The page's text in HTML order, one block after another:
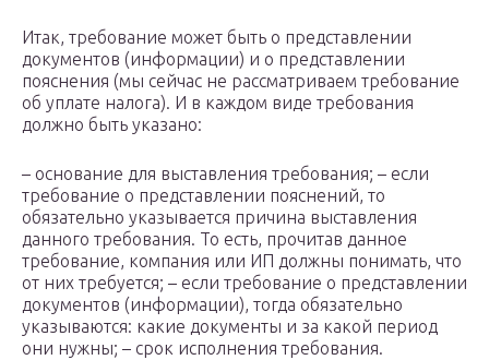
Итак, требование может быть о представлении
документов (информации) и о представлении
пояснения (мы сейчас не рассматриваем требование
об уплате налога). И в каждом виде требования
должно быть указано:
– основание для выставления требования; – если
требование о представлении пояснений, то
обязательно указывается причина выставления
данного требования. То есть, прочитав данное
требование, компания или ИП должны понимать, что
от них требуется; – если требование о представлении
документов (информации), тогда обязательно
указываются: какие документы и за какой период
они нужны; – срок исполнения требования.